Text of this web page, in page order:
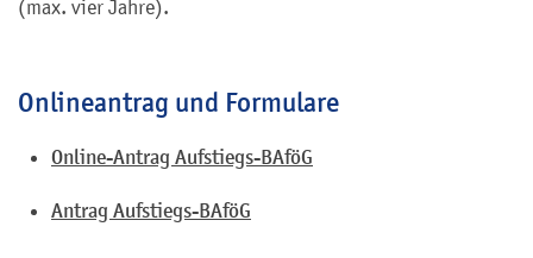
(max. vier Jahre).
Onlineantrag und Formulare
Online-Antrag Aufstiegs-BAföG
Antrag Aufstiegs-BAföG